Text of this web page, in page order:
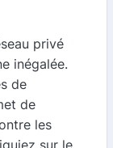
privé
inégalée.
de
de
les
sur le